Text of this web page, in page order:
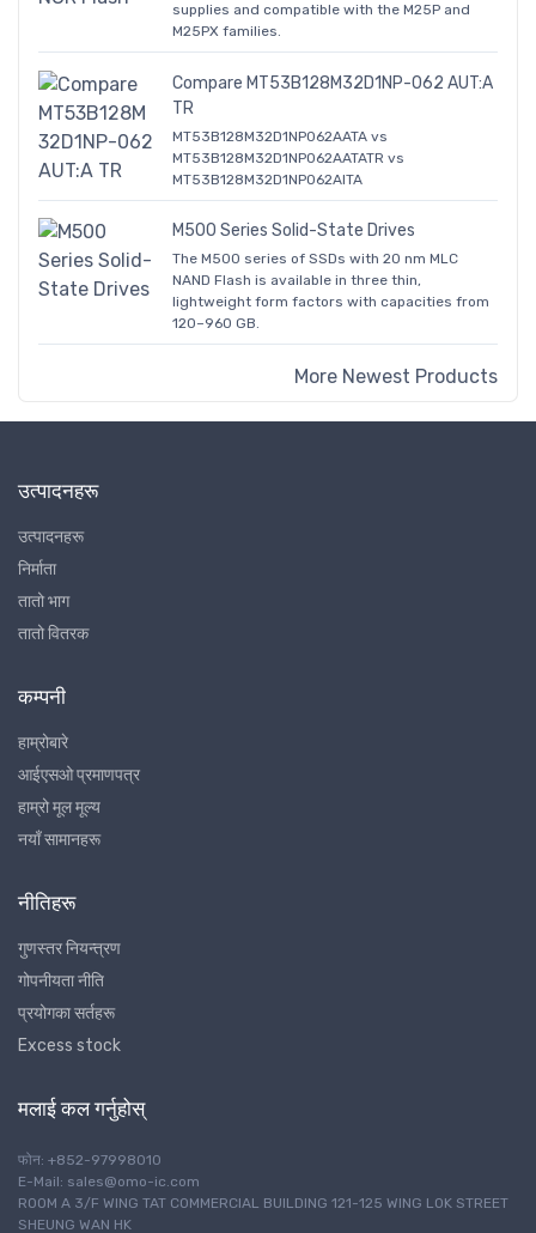
supplies and compatible with the M25P and
M25PX families.
Compare MT53B128M32D1NP-062 AUT:A
TR
MT53B128M32D1NP062AATA vs
MT53B128M32D1NP062AATATR vs
MT53B128M32D1NP062AITA
M500 Series Solid-State Drives
The M500 series of SSDs with 20 nm MLC
NAND Flash is available in three thin,
lightweight form factors with capacities from
120–960 GB.
More Newest Products
उत्पादनहरू
उत्पादनहरू
निर्माता
तातो भाग
तातो वितरक
कम्पनी
हाम्रोबारे
आईएसओ प्रमाणपत्र
हाम्रो मूल मूल्य
नयाँ सामानहरू
नीतिहरू
गुणस्तर नियन्त्रण
गोपनीयता नीति
प्रयोगका सर्तहरू
Excess stock
मलाई कल गर्नुहोस्
फोन: +852-97998010
E-Mail: sales@omo-ic.com
ROOM A 3/F WING TAT COMMERCIAL BUILDING 121-125 WING LOK STREET
SHEUNG WAN HK